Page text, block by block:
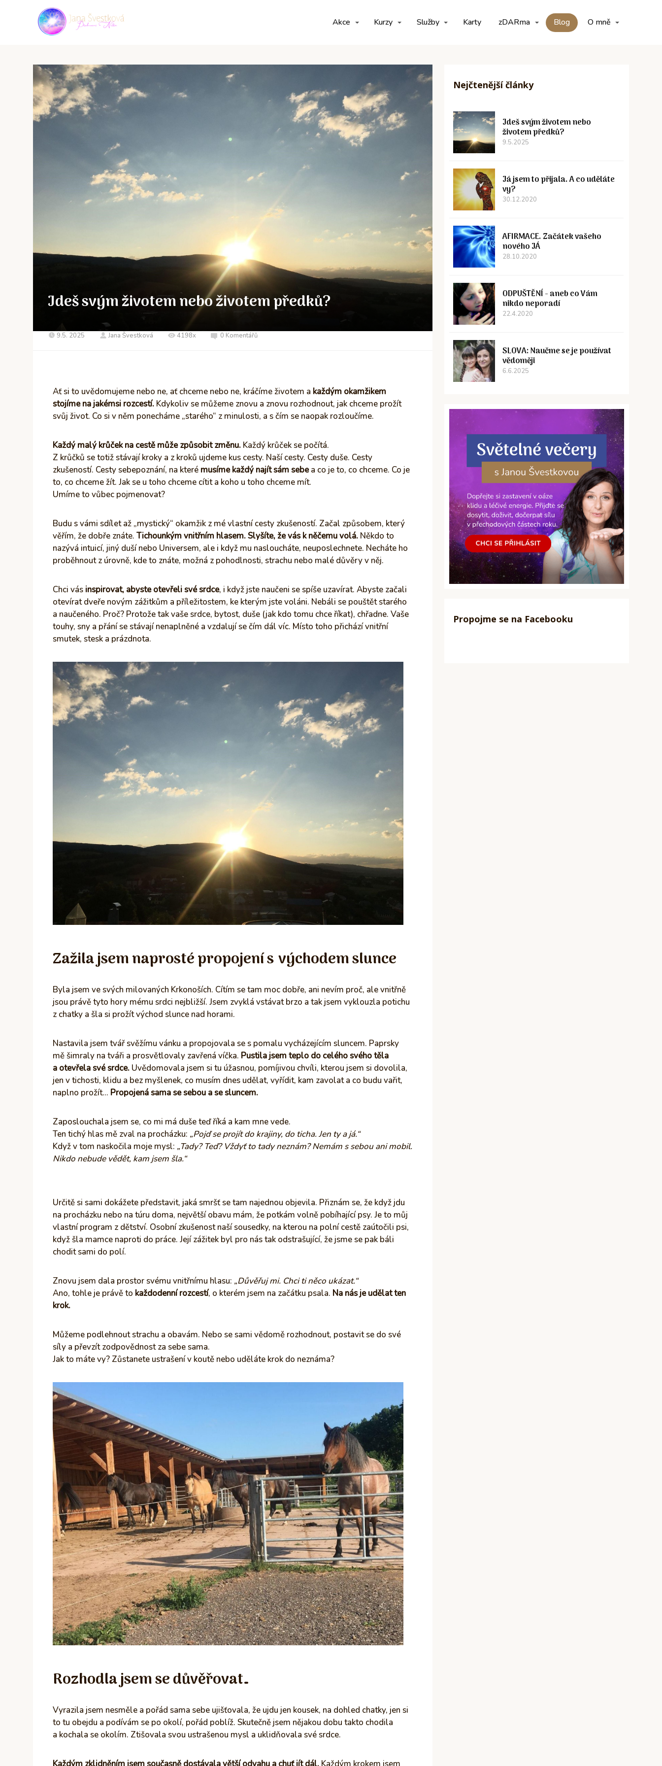
Akce Kurzy Služby Karty zDARma Blog O mně
Jdeš svým životem nebo životem předků?
9.5. 2025 Jana Švestková 4198x 0 Komentářů
Ať si to uvědomujeme nebo ne, ať chceme nebo ne, kráčíme životem a každým okamžikem
stojíme na jakémsi rozcestí. Kdykoliv se můžeme znovu a znovu rozhodnout, jak chceme prožít
svůj život. Co si v něm ponecháme „starého“ z minulosti, a s čím se naopak rozloučíme.
Každý malý krůček na cestě může způsobit změnu. Každý krůček se počítá.
Z krůčků se totiž stávají kroky a z kroků ujdeme kus cesty. Naší cesty. Cesty duše. Cesty
zkušeností. Cesty sebepoznání, na které musíme každý najít sám sebea co je to, co chceme. Co je
to, co chceme žít. Jak se u toho chceme cítit a koho u toho chceme mít.
Umíme to vůbec pojmenovat?
Budu s vámi sdílet až „mystický“ okamžik z mé vlastní cesty zkušeností. Začal způsobem, který
věřím, že dobře znáte.Tichounkým vnitřním hlasem. Slyšíte, že vás k něčemu volá. Někdo to
nazývá intuicí, jiný duší nebo Universem, ale i když mu nasloucháte, neuposlechnete. Necháte ho
proběhnout z úrovně, kde to znáte, možná z pohodlnosti, strachu nebo malé důvěry v něj.
Chci vás inspirovat, abyste otevřeli své srdce, i když jste naučeni se spíše uzavírat. Abyste začali
otevírat dveře novým zážitkům a příležitostem, ke kterým jste voláni. Nebáli se pouštět starého
a naučeného. Proč? Protože tak vaše srdce, bytost, duše (jak kdo tomu chce říkat), chřadne. Vaše
touhy, sny a přání se stávají nenaplněné a vzdalují se čím dál víc. Místo toho přichází vnitřní
smutek, stesk a prázdnota.
Zažila jsem naprosté propojení s východem slunce
Byla jsem ve svých milovaných Krkonoších. Cítím se tam moc dobře, ani nevím proč, ale vnitřně
jsou právě tyto hory mému srdci nejbližší. Jsem zvyklá vstávat brzo a tak jsem vyklouzla potichu
z chatky a šla si prožít východ slunce nad horami.
Nastavila jsem tvář svěžímu vánku a propojovala se s pomalu vycházejícím sluncem. Paprsky
mě šimraly na tváři a prosvětlovaly zavřená víčka. Pustila jsem teplo do celého svého těla
a otevřela své srdce. Uvědomovala jsem si tu úžasnou, pomíjivou chvíli, kterou jsem si dovolila,
jen v tichosti, klidu a bez myšlenek, co musím dnes udělat, vyřídit, kam zavolat a co budu vařit,
naplno prožít… Propojená sama se sebou a se sluncem.
Zaposlouchala jsem se, co mi má duše teď říká a kam mne vede.
Ten tichý hlas mě zval na procházku: „Pojď se projít do krajiny, do ticha. Jen ty a já.“
Když v tom naskočila moje mysl: „Tady? Teď? Vždyť to tady neznám? Nemám s sebou ani mobil.
Nikdo nebude vědět, kam jsem šla.“
Určitě si sami dokážete představit, jaká smršť se tam najednou objevila. Přiznám se, že když jdu
na procházku nebo na túru doma, největší obavu mám, že potkám volně pobíhající psy. Je to můj
vlastní program z dětství. Osobní zkušenost naší sousedky, na kterou na polní cestě zaútočili psi,
když šla mamce naproti do práce. Její zážitek byl pro nás tak odstrašující, že jsme se pak báli
chodit sami do polí.
Znovu jsem dala prostor svému vnitřnímu hlasu: „Důvěřuj mi. Chci ti něco ukázat.“
Ano, tohle je právě to každodenní rozcestí, o kterém jsem na začátku psala. Na nás je udělat ten
krok.
Můžeme podlehnout strachu a obavám. Nebo se sami vědomě rozhodnout, postavit se do své
síly a převzít zodpovědnost za sebe sama.
Jak to máte vy? Zůstanete ustrašení v koutě nebo uděláte krok do neznáma?
Rozhodla jsem se důvěřovat…
Vyrazila jsem nesměle a pořád sama sebe ujišťovala, že ujdu jen kousek, na dohled chatky, jen si
to tu obejdu a podívám se po okolí, pořád poblíž. Skutečně jsem nějakou dobu takto chodila
a kochala se okolím. Ztišovala svou ustrašenou mysl a uklidňovala své srdce.
Nejčtenější články
Jdeš svým životem nebo
životem předků?
9.5.2025
Já jsem to přijala. A co uděláte
vy?
30.12.2020
AFIRMACE. Začátek vašeho
nového JÁ
28.10.2020
ODPUŠTĚNÍ - aneb co Vám
nikdo neporadí
22.4.2020
SLOVA: Naučme se je používat
vědoměji
6.6.2025
Propojme se na Facebooku